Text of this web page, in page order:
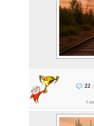
22
4